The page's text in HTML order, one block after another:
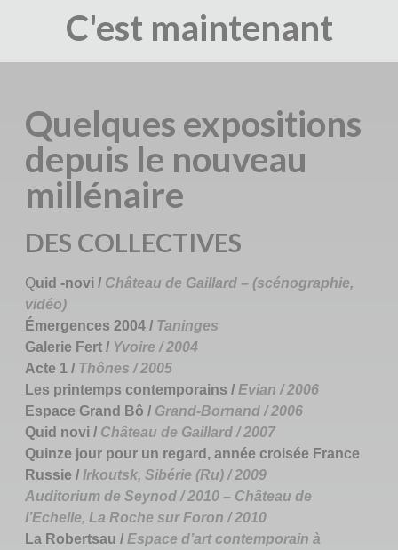
C'est maintenant
Quelques expositions
depuis le nouveau
millénaire
DES COLLECTIVES
Quid -novi / Château de Gaillard – (scénographie,
vidéo)
Émergences 2004 / Taninges
Galerie Fert / Yvoire / 2004
Acte 1 / Thônes / 2005
Les printemps contemporains / Evian / 2006
Espace Grand Bô / Grand-Bornand / 2006
Quid novi / Château de Gaillard / 2007
Quinze jour pour un regard, année croisée France
Russie /Irkoutsk, Sibérie (Ru) / 2009
Auditorium de Seynod / 2010 – Château de
l’Echelle, La Roche sur Foron / 2010
La Robertsau / Espace d’art contemporain à